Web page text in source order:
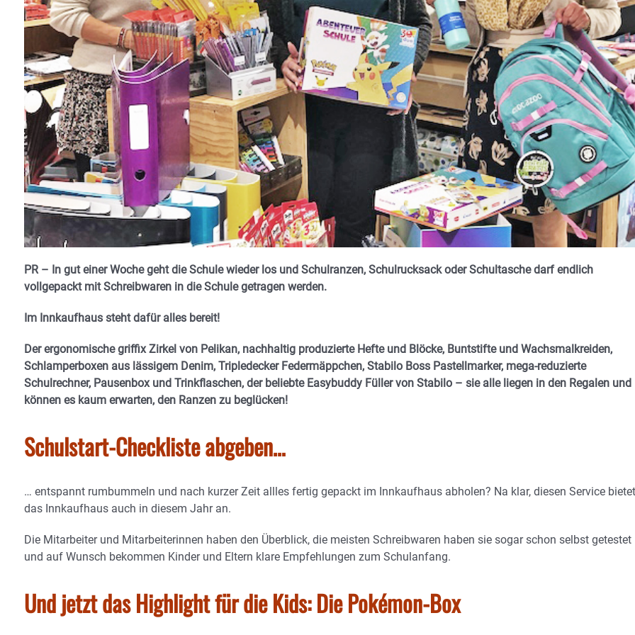
PR – In gut einer Woche geht die Schule wieder los und Schulranzen, Schulrucksack oder Schultasche darf endlich
vollgepackt mit Schreibwaren in die Schule getragen werden.
Im Innkaufhaus steht dafür alles bereit!
Der ergonomische griffix Zirkel von Pelikan, nachhaltig produzierte Hefte und Blöcke, Buntstifte und Wachsmalkreiden,
Schlamperboxen aus lässigem Denim, Tripledecker Federmäppchen, Stabilo Boss Pastellmarker, mega-reduzierte
Schulrechner, Pausenbox und Trinkflaschen, der beliebte Easybuddy Füller von Stabilo – sie alle liegen in den Regalen und
können es kaum erwarten, den Ranzen zu beglücken!
Schulstart-Checkliste abgeben…
… entspannt rumbummeln und nach kurzer Zeit allles fertig gepackt im Innkaufhaus abholen? Na klar, diesen Service bietet
das Innkaufhaus auch in diesem Jahr an.
Die Mitarbeiter und Mitarbeiterinnen haben den Überblick, die meisten Schreibwaren haben sie sogar schon selbst getestet
und auf Wunsch bekommen Kinder und Eltern klare Empfehlungen zum Schulanfang.
Und jetzt das Highlight für die Kids: Die Pokémon-Box